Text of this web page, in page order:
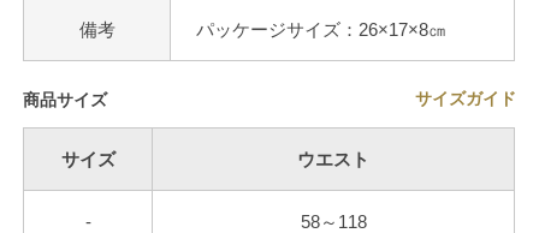
備考 パッケージサイズ：26×17×8㎝
商品サイズ サイズガイド
サイズ ウエスト
- 58～118